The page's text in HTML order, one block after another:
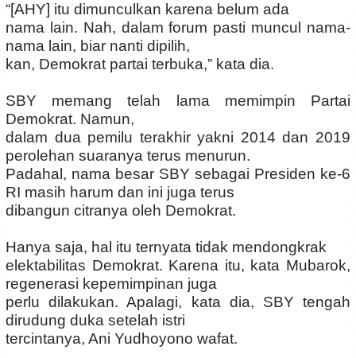
“[AHY] itu dimunculkan karena belum ada
nama lain. Nah, dalam forum pasti muncul nama-
nama lain, biar nanti dipilih,
kan, Demokrat partai terbuka,” kata dia.
SBY memang telah lama memimpin Partai
Demokrat. Namun,
dalam dua pemilu terakhir yakni 2014 dan 2019
perolehan suaranya terus menurun.
Padahal, nama besar SBY sebagai Presiden ke-6
RI masih harum dan ini juga terus
dibangun citranya oleh Demokrat.
Hanya saja, hal itu ternyata tidak mendongkrak
elektabilitas Demokrat. Karena itu, kata Mubarok,
regenerasi kepemimpinan juga
perlu dilakukan. Apalagi, kata dia, SBY tengah
dirudung duka setelah istri
tercintanya, Ani Yudhoyono wafat.